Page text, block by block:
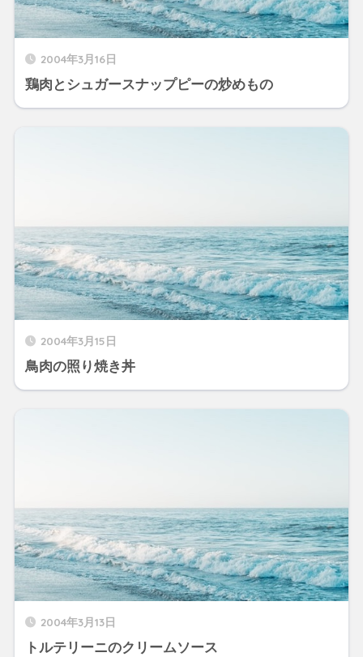
2004年3月16日
鶏肉とシュガースナップピーの炒めもの
2004年3月15日
鳥肉の照り焼き丼
2004年3月13日
トルテリーニのクリームソース